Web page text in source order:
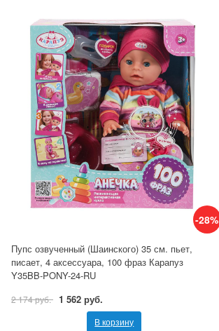
-28%
Пупс озвученный (Шаинского) 35 см. пьет,
писает, 4 аксессуара, 100 фраз Карапуз
Y35BB-PONY-24-RU
2 174 руб. 1 562 руб.
В корзину